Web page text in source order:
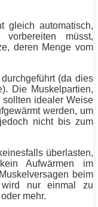
gleich automatisch,
müsst,
deren Menge vom
(da dies
Die Muskelpartien,
idealer Weise
werden, um
nicht bis zum
überlasten,
Aufwärmen im
beim
wird nur einmal zu
mehr.